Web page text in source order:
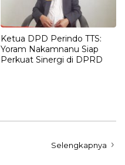
Ketua DPD Perindo TTS:
Yoram Nakamnanu Siap
Perkuat Sinergi di DPRD
Selengkapnya